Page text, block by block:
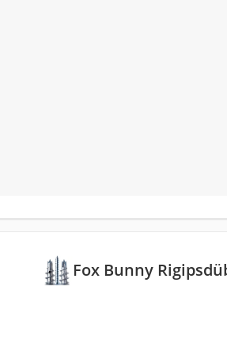
Fox Bunny